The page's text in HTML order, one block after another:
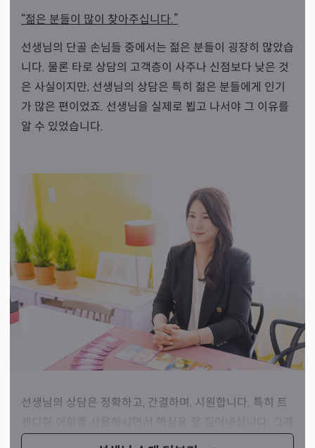
“젊은 분들이 많이 찾아주십니다.”
선생님의 단골 손님들 중에서는 젊은 분들이 굉장히 많았습
니다. 물론 타로 상담의 고객층이 사주나 신점보다 낮은 것
은 사실이지만, 선생님의 상담은 특히 젊은 분들에게 인기
가 많은 편이었죠. 선생님을 실제로 뵙고 나서야 그 이유를
알 수 있었습니다.
선생님의 상담은 정확하고, 간결하며, 시원합니다. 특히 트
서 다른 상담에 비해 돌아간다는 느낌이 없고, 답답하지 않